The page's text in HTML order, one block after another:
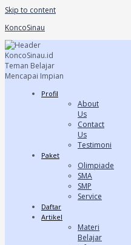
Skip to content
KoncoSinau
Profil
About
Us
Contact
Us
Testimoni
Paket
Olimpiade
SMA
SMP
Service
Daftar
Artikel
Materi
Belajar